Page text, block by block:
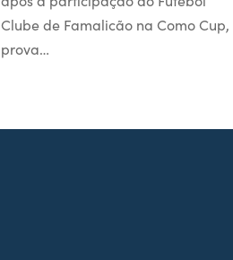
Clube de Famalicão na Como Cup,
prova…